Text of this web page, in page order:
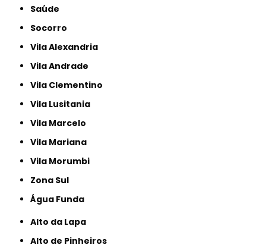
Saúde
Socorro
Vila Alexandria
Vila Andrade
Vila Clementino
Vila Lusitania
Vila Marcelo
Vila Mariana
Vila Morumbi
Zona Sul
Água Funda
Alto da Lapa
Alto de Pinheiros